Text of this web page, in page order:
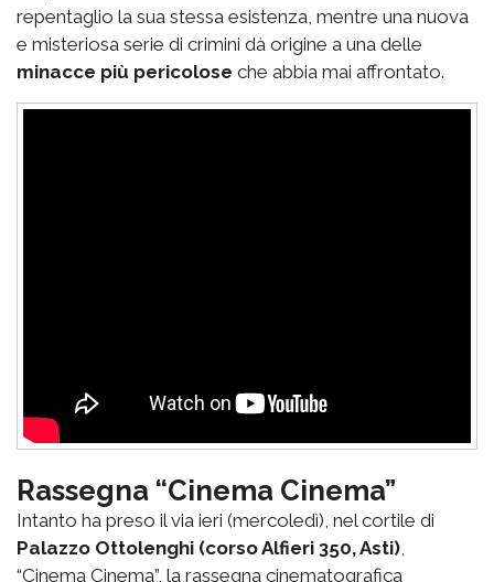
repentaglio la sua stessa esistenza, mentre una nuova
e misteriosa serie di crimini dà origine a una delle
minacce più pericolose che abbia mai affrontato.
Rassegna “Cinema Cinema”
Intanto ha preso il via ieri (mercoledì), nel cortile di
Palazzo Ottolenghi (corso Alfieri 350, Asti),
“Cinema Cinema”, la rassegna cinematografica